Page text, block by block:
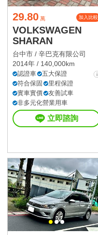
29.80 萬 加入比較
VOLKSWAGEN
SHARAN
台中市 / 辛巴克有限公司
2014年 / 140,000km
認證車
五大保證
符合保固
里程保證
實車實價
友善試車
非多元化營業用車
立即諮詢